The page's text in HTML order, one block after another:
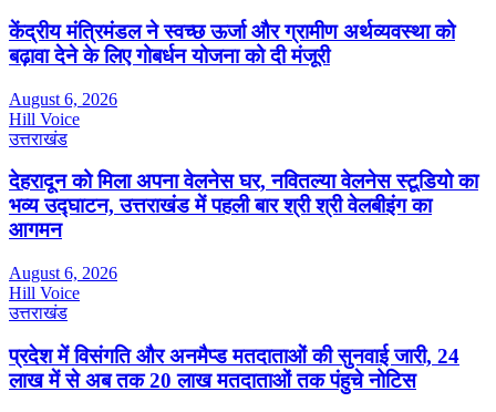
केंद्रीय मंत्रिमंडल ने स्वच्छ ऊर्जा और ग्रामीण अर्थव्यवस्था को
बढ़ावा देने के लिए गोबर्धन योजना को दी मंजूरी
August 6, 2026
Hill Voice
उत्तराखंड
देहरादून को मिला अपना वेलनेस घर, नवितल्या वेलनेस स्टूडियो का
भव्य उद्घाटन, उत्तराखंड में पहली बार श्री श्री वेलबीइंग का
आगमन
August 6, 2026
Hill Voice
उत्तराखंड
प्रदेश में विसंगति और अनमैप्ड मतदाताओं की सुनवाई जारी, 24
लाख में से अब तक 20 लाख मतदाताओं तक पंहुचे नोटिस